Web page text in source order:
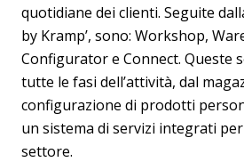
quotidiane dei clienti. Seguite
by Kramp’, sono: Workshop,
Configurator e Connect. Queste
tutte le fasi dell’attività, dal
configurazione di prodotti
un sistema di servizi integrati
settore.